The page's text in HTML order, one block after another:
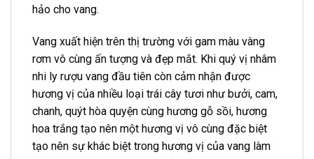
hảo cho vang.
Vang xuất hiện trên thị trường với gam màu vàng
rơm vô cùng ấn tượng và đẹp mắt. Khi quý vị nhâm
nhi ly rượu vang đầu tiên còn cảm nhận được
hương vị của nhiều loại trái cây tươi như bưởi, cam,
chanh, quýt hòa quyện cùng hương gỗ sồi, hương
hoa trắng tạo nên một hương vị vô cùng đặc biệt
tạo nên sự khác biệt trong hương vị của vang làm